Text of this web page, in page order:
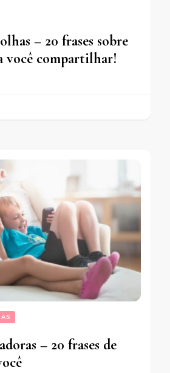
– 20 frases sobre
você compartilhar!
– 20 frases de